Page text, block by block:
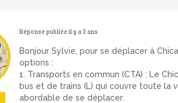
Réponse publiée il y a 2 ans
Bonjour Sylvie, pour se déplacer à
options :
1. Transports en commun (CTA) : Le
bus et de trains (L) qui couvre toute la
abordable de se déplacer.